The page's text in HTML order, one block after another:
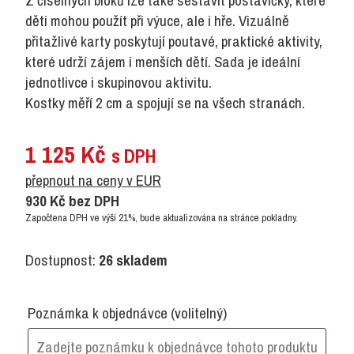
děti mohou použít při výuce, ale i hře. Vizuálně
přitažlivé karty poskytují poutavé, praktické aktivity,
které udrží zájem i menších dětí. Sada je ideální
jednotlivce i skupinovou aktivitu.
Kostky měří 2 cm a spojují se na všech stranách.
1 125 Kč s DPH
přepnout na ceny v EUR
930Kč bez DPH
Započtena DPH ve výši 21%, bude aktualizována na stránce pokladny.
Dostupnost: 26 skladem
Poznámka k objednávce (volitelný)